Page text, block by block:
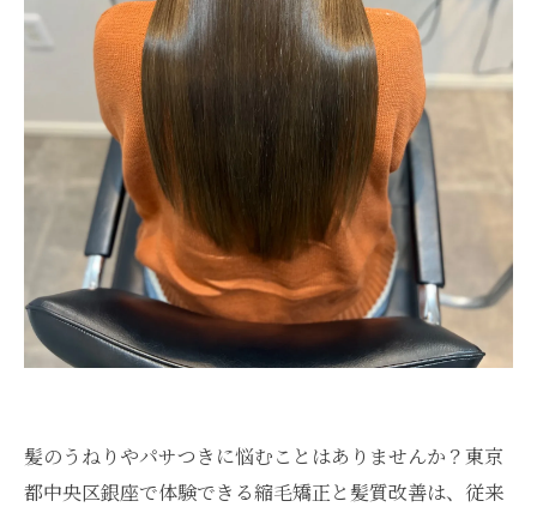
髪のうねりやパサつきに悩むことはありませんか？東京
都中央区銀座で体験できる縮毛矯正と髪質改善は、従来